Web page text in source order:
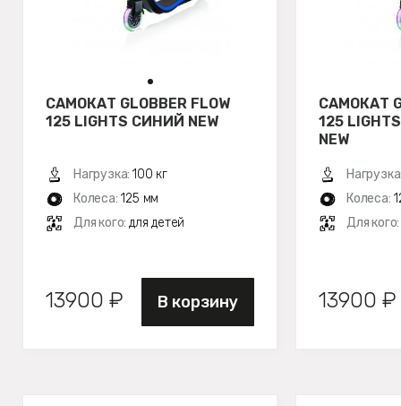
САМОКАТ GLOBBER FLOW
125 LIGHTS СИНИЙ NEW
Нагрузка: 100 кг
Колеса: 125 мм
Для кого: для детей
13900 ₽ В корзину
САМОКАТ
125
NEW
Колеса:
Для кого:
13900 ₽